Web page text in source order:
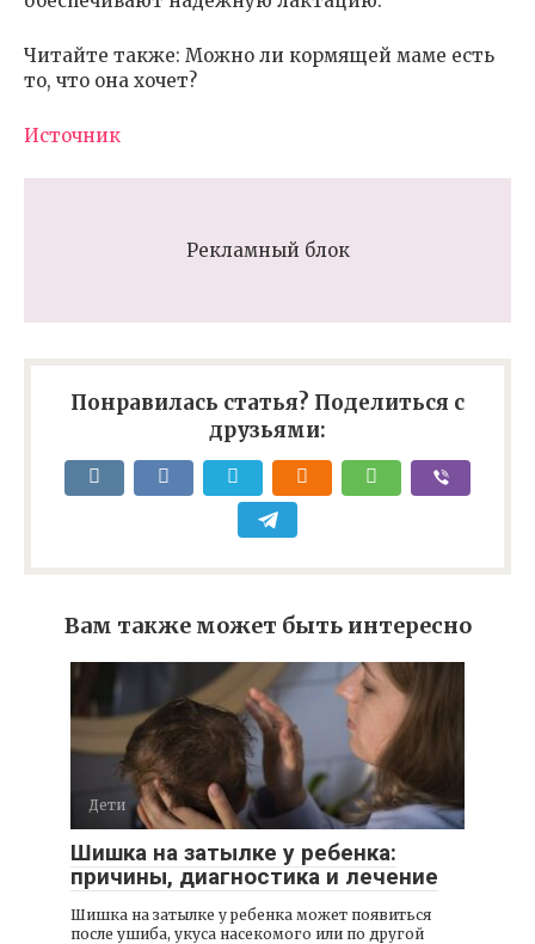
Читайте также: Можно ли кормящей маме есть
то, что она хочет?
Источник
Рекламный блок
Понравилась статья? Поделиться с
друзьями:
Вам также может быть интересно
Дети
Шишка на затылке у ребенка:
причины, диагностика и лечение
Шишка на затылке у ребенка может появиться
после ушиба, укуса насекомого или по другой